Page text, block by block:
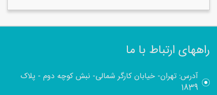
راههای ارتباط با ما
آدرس: تهران- خیابان کارگر شمالی- نبش کوچه دوم - پلاک
1839